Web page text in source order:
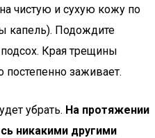
чистую и сухую кожу по
капель). Подождите
Края трещины
заживает.
убрать. На протяжении
никакими другими